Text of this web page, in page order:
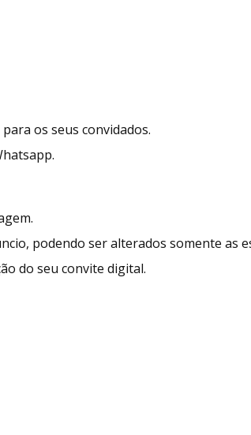
os seus convidados.
podendo ser alterados somente as
do seu convite digital.